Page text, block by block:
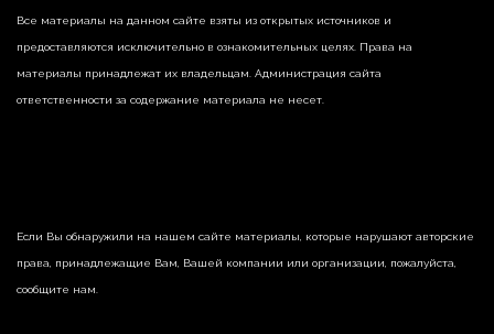
Все материалы на данном сайте взяты из открытых источников и
предоставляются исключительно в ознакомительных целях. Права на
материалы принадлежат их владельцам. Администрация сайта
ответственности за содержание материала не несет.
Если Вы обнаружили на нашем сайте материалы, которые нарушают авторские
права, принадлежащие Вам, Вашей компании или организации, пожалуйста,
сообщите нам.